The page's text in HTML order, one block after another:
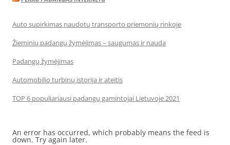
Auto supirkimas naudotų transporto priemonių rinkoje
Žieminių padangų žymėjimas – saugumas ir nauda
Padangų žymėjimas
Automobilio turbinų istorija ir ateitis
TOP 6 populiariausi padangų gamintojai Lietuvoje 2021
An error has occurred, which probably means the feed is
down. Try again later.